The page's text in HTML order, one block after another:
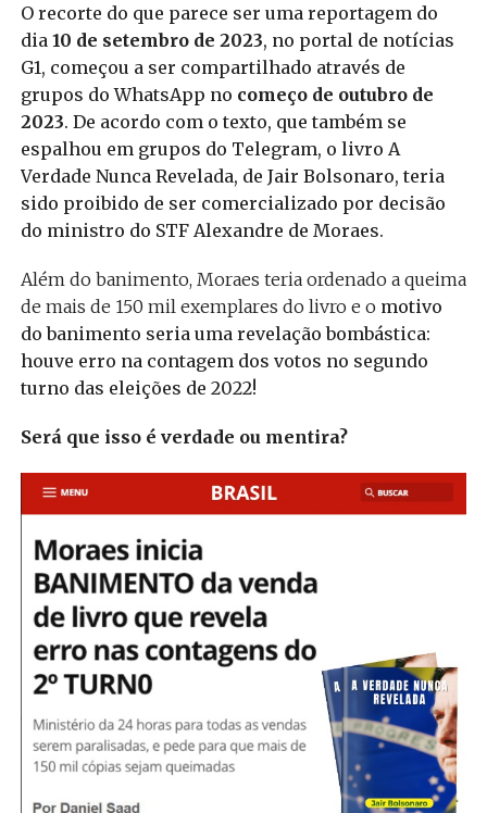
O recorte do que parece ser uma reportagem do
dia 10 de setembro de 2023, no portal de notícias
G1, começou a ser compartilhado através de
grupos do WhatsApp no começo de outubro de
2023. De acordo com o texto, que também se
espalhou em grupos do Telegram, o livro A
Verdade Nunca Revelada, de Jair Bolsonaro, teria
sido proibido de ser comercializado por decisão
do ministro do STF Alexandre de Moraes.
Além do banimento, Moraes teria ordenado a queima
de mais de 150 mil exemplares do livro e o motivo
do banimento seria uma revelação bombástica:
houve erro na contagem dos votos no segundo
turno das eleições de 2022!
Será que isso é verdade ou mentira?